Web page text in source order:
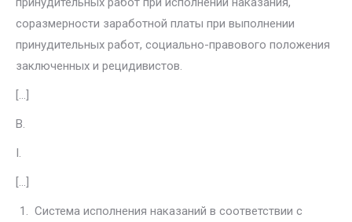
соразмерности заработной платы при выполнении
принудительных работ, социально-правового положения
заключенных и рецидивистов.
[…]
В.
I.
[…]
Система исполнения наказаний в соответствии с